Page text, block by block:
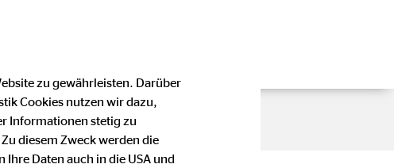
zu gewährleisten. Darüber
Cookies nutzen wir dazu,
Informationen stetig zu
diesem Zweck werden die
Daten auch in die USA und